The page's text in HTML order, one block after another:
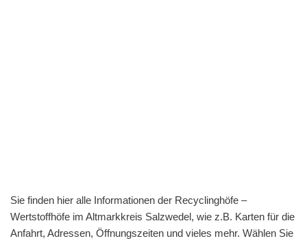
Sie finden hier alle Informationen der Recyclinghöfe –
Wertstoffhöfe im Altmarkkreis Salzwedel, wie z.B. Karten für die
Anfahrt, Adressen, Öffnungszeiten und vieles mehr. Wählen Sie